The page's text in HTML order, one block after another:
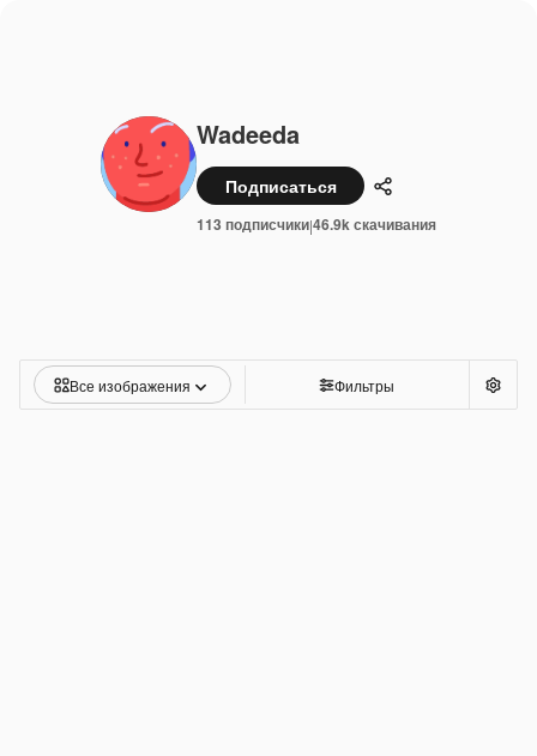
Wadeeda
Подписаться Поделиться
113 подписчики|46.9k скачивания
Все изображения Фильтры